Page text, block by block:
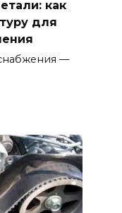
как
для
—